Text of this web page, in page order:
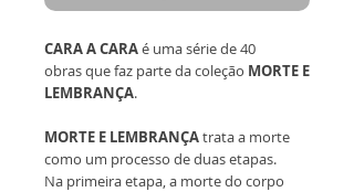
CARA A CARAé uma série de 40
obras que faz parte da coleção MORTE E
LEMBRANÇA.
MORTE E LEMBRANÇAtrata a morte
como um processo de duas etapas.
Na primeira etapa, a morte do corpo